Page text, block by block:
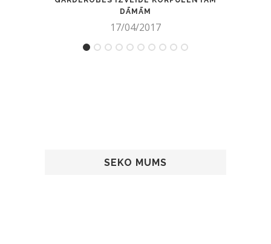
DĀMĀM
17/04/2017
SEKO MUMS